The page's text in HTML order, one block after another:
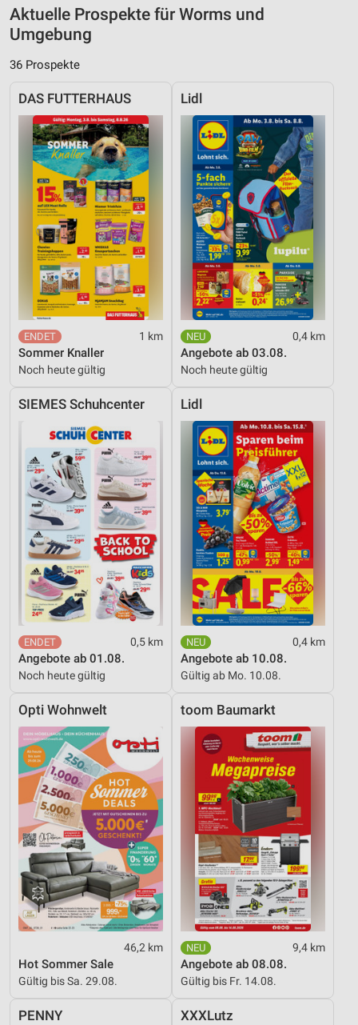
Aktuelle Prospekte für Worms und
Umgebung
36 Prospekte
DAS FUTTERHAUS
1 km
Sommer Knaller
Noch heute gültig
Lidl
0,4 km
Angebote ab 03.08.
Noch heute gültig
SIEMES Schuhcenter
0,5 km
Angebote ab 01.08.
Noch heute gültig
Lidl
0,4 km
Angebote ab 10.08.
Gültig ab Mo. 10.08.
Opti Wohnwelt
46,2 km
Hot Sommer Sale
Gültig bis Sa. 29.08.
toom Baumarkt
9,4 km
Angebote ab 08.08.
Gültig bis Fr. 14.08.
PENNY XXXLutz